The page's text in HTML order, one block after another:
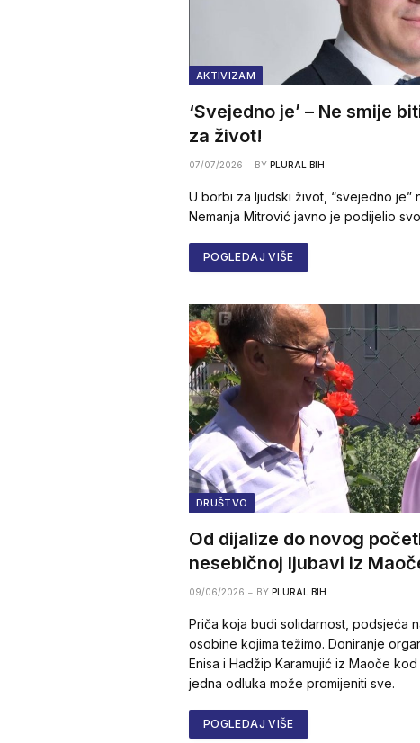
AKTIVIZAM
‘Svejedno je’ – Ne smije
za život!
07/07/2026 BY PLURAL BIH
U borbi za ljudski život, “svejedno je”
Nemanja Mitrović javno je podijelio
POGLEDAJ VIŠE
DRUŠTVO
Od dijalize do novog
nesebičnoj ljubavi iz
09/06/2026 BY PLURAL BIH
Priča koja budi solidarnost, podsjeća
osobine kojima težimo. Doniranje
Enisa i Hadžip Karamujić iz Maoče
jedna odluka može promijeniti sve.
POGLEDAJ VIŠE